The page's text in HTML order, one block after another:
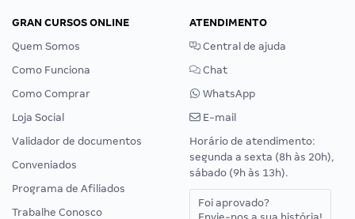
GRAN CURSOS ONLINE
Quem Somos
Como Funciona
Como Comprar
Loja Social
Validador de documentos
Conveniados
Programa de Afiliados
Trabalhe Conosco
ATENDIMENTO
Central de ajuda
Chat
WhatsApp
E-mail
Horário de atendimento:
segunda a sexta (8h às 20h),
sábado (9h às 13h).
Foi aprovado?